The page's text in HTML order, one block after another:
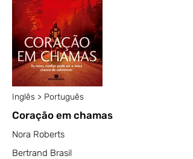
Inglês > Português
Coração em chamas
Nora Roberts
Bertrand Brasil